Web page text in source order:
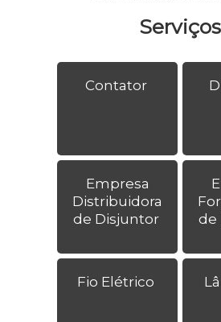
Serviços
Contator
Empresa
Distribuidora
de Disjuntor
de
Fio Elétrico